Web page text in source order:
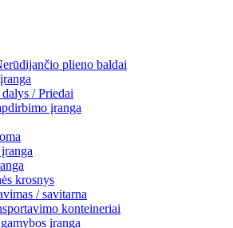
plieno baldai
/ Priedai
įranga
krosnys
/ savitarna
konteineriai
įranga